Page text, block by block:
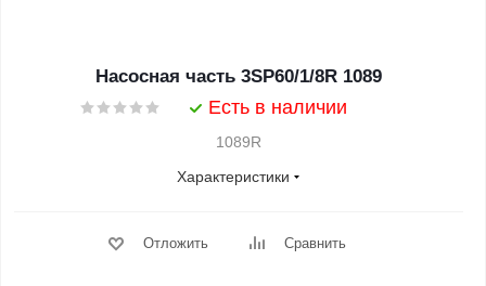
Насосная часть 3SP60/1/8R 1089
Есть в наличии
1089R
Характеристики
Отложить Сравнить